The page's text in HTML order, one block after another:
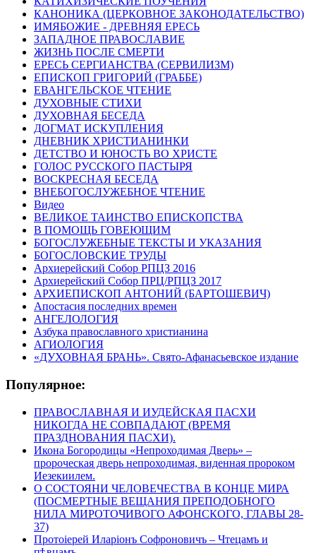
КАНОНИКА (ЦЕРКОВНОЕ ЗАКОНОДАТЕЛЬСТВО)
ИМЯБОЖИЕ - ДРЕВНЯЯ ЕРЕСЬ
ЗАПАДНОЕ ПРАВОСЛАВИЕ
ЖИЗНЬ ПОСЛЕ СМЕРТИ
ЕРЕСЬ СЕРГИАНСТВА (СЕРВИЛИЗМ)
ЕПИСКОП ГРИГОРИЙ (ГРАББЕ)
ЕВАНГЕЛЬСКОЕ ЧТЕНИЕ
ДУХОВНЫЕ СТИХИ
ДУХОВНАЯ БЕСЕДА
ДОГМАТ ИСКУПЛЕНИЯ
ДНЕВНИК ХРИСТИАНИНКИ
ДЕТСТВО И ЮНОСТЬ ВО ХРИСТЕ
ГОЛОС РУССКОГО ПАСТЫРЯ
ВОСКРЕСНАЯ БЕСЕДА
ВНЕБОГОСЛУЖЕБНОЕ ЧТЕНИЕ
Видео
ВЕЛИКОЕ ТАИНСТВО ЕПИСКОПСТВА
В ПОМОЩЬ ГОВЕЮЩИМ
БОГОСЛУЖЕБНЫЕ ТЕКСТЫ И УКАЗАНИЯ
БОГОСЛОВСКИЕ ТРУДЫ
Архиерейский Собор РПЦЗ 2016
Архиерейский Собор ПРЦ/РПЦЗ 2017
АРХИЕПИСКОП АНТОНИЙ (БАРТОШЕВИЧ)
Апостасия последних времен
АНГЕЛОЛОГИЯ
Азбука православного христианина
АГИОЛОГИЯ
«ДУХОВНАЯ БРАНЬ». Свято-Афанасьевское издание
Популярное:
ПРАВОСЛАВНАЯ И ИУДЕЙСКАЯ ПАСХИ
НИКОГДА НЕ СОВПАДАЮТ (ВРЕМЯ
ПРАЗДНОВАНИЯ ПАСХИ).
Икона Богородицы «Непроходимая Дверь» –
пророческая дверь непроходимая, виденная пророком
Иезекиилем.
О СОСТОЯНИ ЧЕЛОВЕЧЕСТВА В КОНЦЕ МИРА
(ПОСМЕРТНЫЕ ВЕЩАНИЯ ПРЕПОДОБНОГО
НИЛА МИРОТОЧИВОГО АФОНСКОГО, ГЛАВЫ 28-
37)
Протоіерей Иларіонъ Софроновичъ – Чтецамъ и